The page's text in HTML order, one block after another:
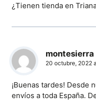
¿Tienen tienda en
montesierra
20 octubre, 2022
¡Buenas tardes! Desde
envíos a toda España.